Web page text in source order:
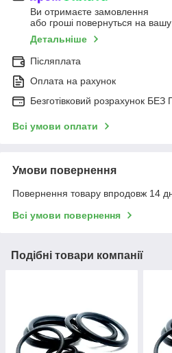
Ви отримаєте замовлення
або гроші повернуться на вашу
Детальніше
Післяплата
Оплата на рахунок
Безготівковий розрахунок БЕЗ
Всі умови оплати
Умови повернення
Повернення товару впродовж 14
Всі умови повернення
Подібні товари компанії